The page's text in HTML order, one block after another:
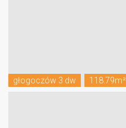
głogoczów 3 dw 118.79m²